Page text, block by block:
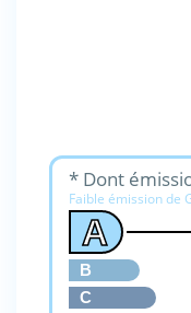
* Dont
Faible émission de
A
B
C